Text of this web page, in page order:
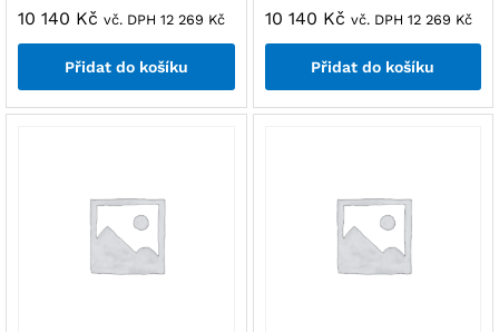
10 140 Kč vč. DPH 12 269 Kč
Přidat do košíku
10 140 Kč vč. DPH 12 269 Kč
Přidat do košíku